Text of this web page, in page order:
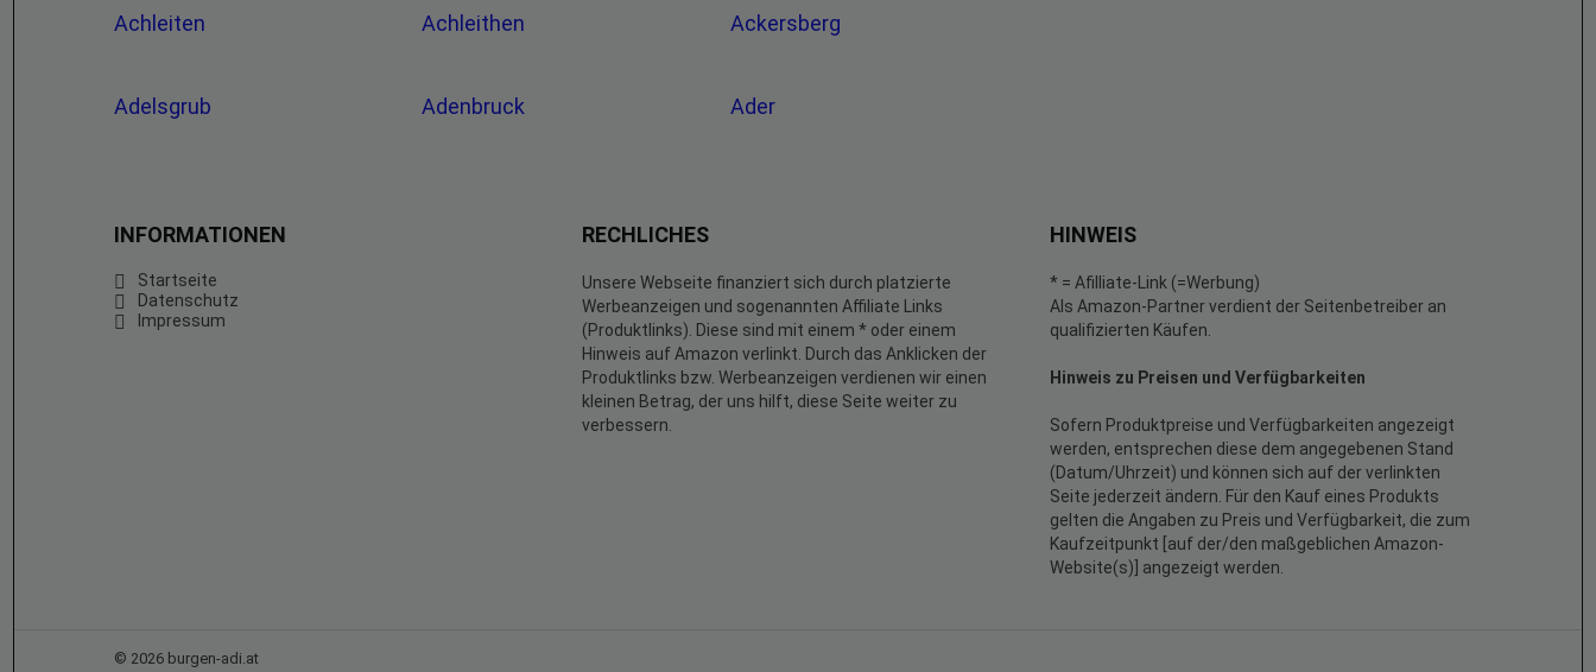
Achleiten Achleithen Ackersberg
Adelsgrub Adenbruck Ader
INFORMATIONEN
Startseite
Datenschutz
Impressum
RECHLICHES
Unsere Webseite finanziert sich durch platzierte
Werbeanzeigen und sogenannten Affiliate Links
(Produktlinks). Diese sind mit einem * oder einem
Hinweis auf Amazon verlinkt. Durch das Anklicken der
Produktlinks bzw. Werbeanzeigen verdienen wir einen
kleinen Betrag, der uns hilft, diese Seite weiter zu
verbessern.
HINWEIS
* = Afilliate-Link (=Werbung)
Als Amazon-Partner verdient der Seitenbetreiber an
qualifizierten Käufen.
Hinweis zu Preisen und Verfügbarkeiten
Sofern Produktpreise und Verfügbarkeiten angezeigt
werden, entsprechen diese dem angegebenen Stand
(Datum/Uhrzeit) und können sich auf der verlinkten
Seite jederzeit ändern. Für den Kauf eines Produkts
gelten die Angaben zu Preis und Verfügbarkeit, die zum
Kaufzeitpunkt [auf der/den maßgeblichen Amazon-
Website(s)] angezeigt werden.
© 2026 burgen-adi.at